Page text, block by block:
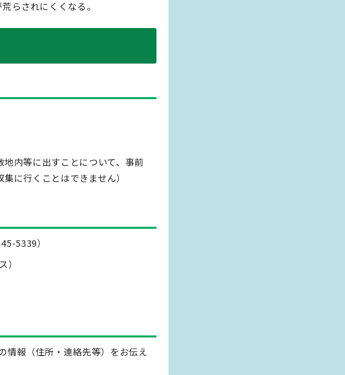
らされにくくなる。
内等に出すことについて、事前
に行くことはできません）
5339）
）
情報（住所・連絡先等）をお伝え